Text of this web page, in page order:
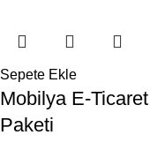
Sepete Ekle
Mobilya E-Ticaret
Paketi